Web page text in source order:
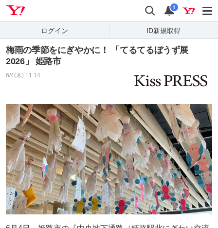
検索 通知
i
ログイン ID新規取得
梅雨の季節をにぎやかに！ 「てるてるぼうず展
2026」 姫路市
6/4(木) 11:14